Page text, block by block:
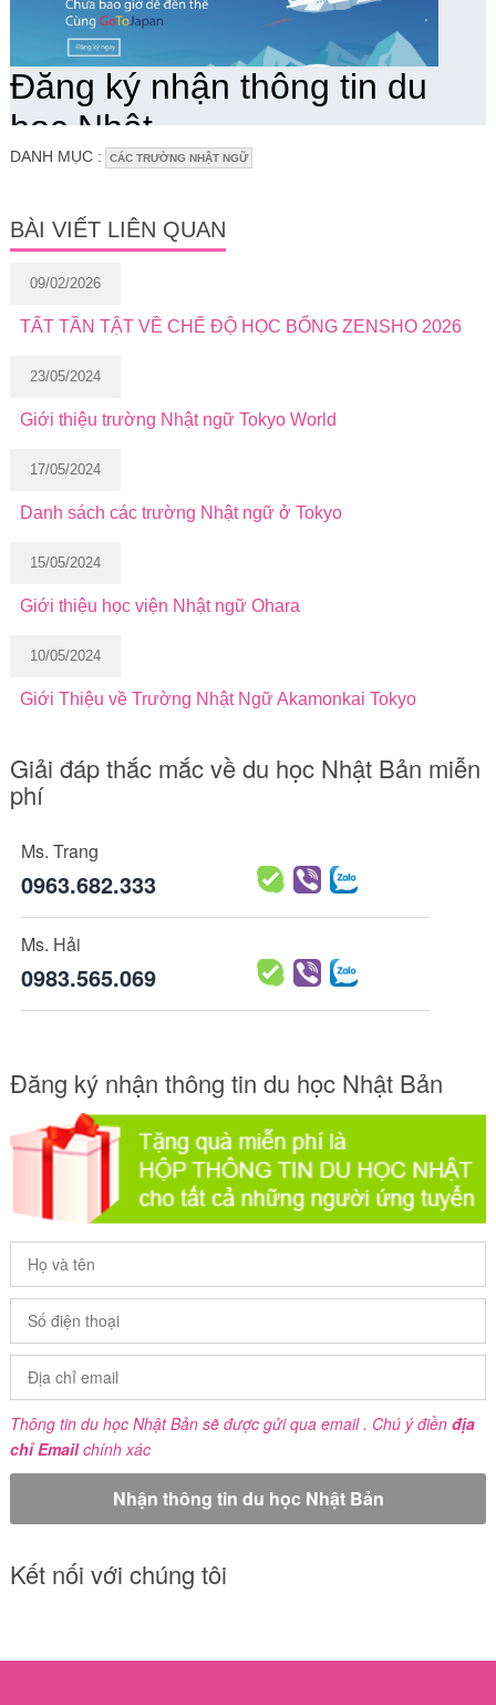
DANH MỤC : CÁC TRƯỜNG NHẬT NGỮ
BÀI VIẾT LIÊN QUAN
09/02/2026
TẤT TẦN TẬT VỀ CHẾ ĐỘ HỌC BỔNG ZENSHO 2026
23/05/2024
Giới thiệu trường Nhật ngữ Tokyo World
17/05/2024
Danh sách các trường Nhật ngữ ở Tokyo
15/05/2024
Giới thiệu học viện Nhật ngữ Ohara
10/05/2024
Giới Thiệu về Trường Nhật Ngữ Akamonkai Tokyo
Giải đáp thắc mắc về du học Nhật Bản miễn
phí
Ms. Trang
0963.682.333
Ms. Hải
0983.565.069
Đăng ký nhận thông tin du học Nhật Bản
Thông tin du học Nhật Bản sẽ được gửi qua email . Chú ý điền địa
chỉ Emailchính xác
Kết nối với chúng tôi